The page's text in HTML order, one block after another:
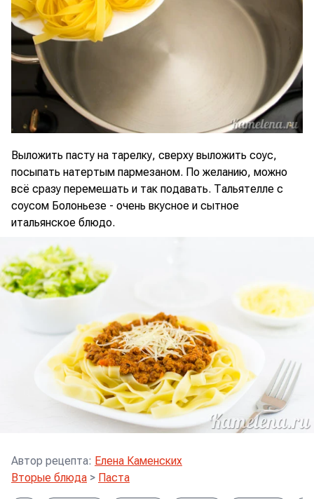
Выложить пасту на тарелку, сверху выложить соус,
посыпать натертым пармезаном. По желанию, можно
всё сразу перемешать и так подавать. Тальятелле с
соусом Болоньезе - очень вкусное и сытное
итальянское блюдо.
Автор рецепта: Елена Каменских
Вторые блюда > Паста